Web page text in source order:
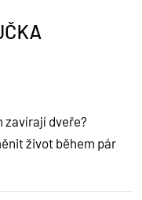
zavírají dveře?
život během pár